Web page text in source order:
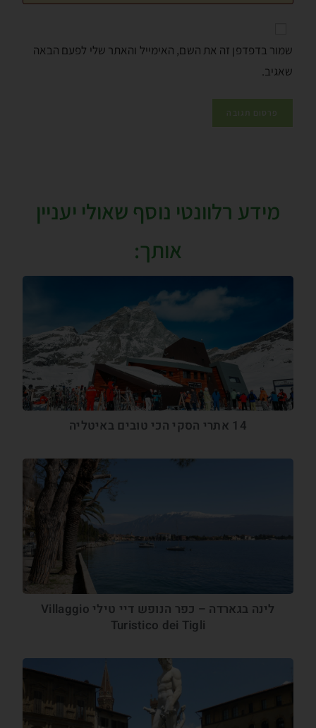
שמור בדפדפן זה את השם, האימייל והאתר שלי לפעם הבאה
שאגיב.
מידע רלוונטי נוסף שאולי יעניין
אותך:
14 אתרי הסקי הכי טובים באיטליה
לינה בגארדה – כפר הנופש דיי טילי Villaggio
Turistico dei Tigli